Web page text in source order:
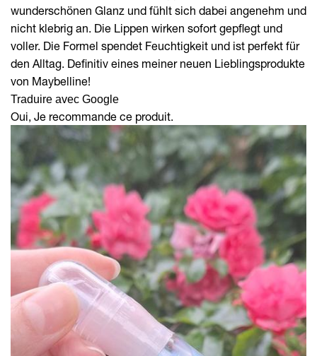
wunderschönen Glanz und fühlt sich dabei angenehm und
nicht klebrig an. Die Lippen wirken sofort gepflegt und
voller. Die Formel spendet Feuchtigkeit und ist perfekt für
den Alltag. Definitiv eines meiner neuen Lieblingsprodukte
von Maybelline!
Traduire avec Google
Oui, Je recommande ce produit.